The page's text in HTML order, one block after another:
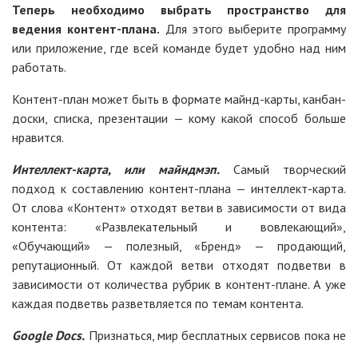
Теперь необходимо выбрать пространство для
ведения контент-плана. Для этого выберите программу
или приложение, где всей команде будет удобно над ним
работать.
Контент-план может быть в формате майнд-карты, канбан-
доски, списка, презентации — кому какой способ больше
нравится.
Интеллект-карта, или майндмэп.
Самый творческий
подход к составлению контент-плана — интеллект-карта.
От слова «Контент» отходят ветви в зависимости от вида
контента: «Развлекательный и вовлекающий»,
«Обучающий» — полезный, «Бренд» — продающий,
репутационный. От каждой ветви отходят подветви в
зависимости от количества рубрик в контент-плане. А уже
каждая подветвь разветвляется по темам контента.
Google Docs. Признаться, мир бесплатных сервисов пока не